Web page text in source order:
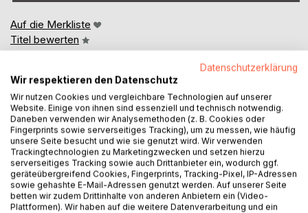
Auf die Merkliste
Titel bewerten
BESCHREIBUNG
Wieder hat sich der Autor seine Wahlheimat Griechenland
vorgenommen. Nach seinen Fremdenführern „An Halkidiki
Datenschutzerklärung
Wir respektieren den Datenschutz
Wir nutzen Cookies und vergleichbare Technologien auf unserer
Website. Einige von ihnen sind essenziell und technisch notwendig.
Daneben verwenden wir Analysemethoden (z. B. Cookies oder
Fingerprints sowie serverseitiges Tracking), um zu messen, wie häufig
unsere Seite besucht und wie sie genutzt wird. Wir verwenden
Trackingtechnologien zu Marketingzwecken und setzen hierzu
serverseitiges Tracking sowie auch Drittanbieter ein, wodurch ggf.
geräteübergreifend Cookies, Fingerprints, Tracking-Pixel, IP-Adressen
sowie gehashte E-Mail-Adressen genutzt werden. Auf unserer Seite
betten wir zudem Drittinhalte von anderen Anbietern ein (Video-
Plattformen). Wir haben auf die weitere Datenverarbeitung und ein